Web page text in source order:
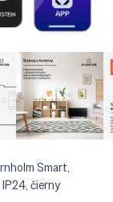
Smart,
čierny